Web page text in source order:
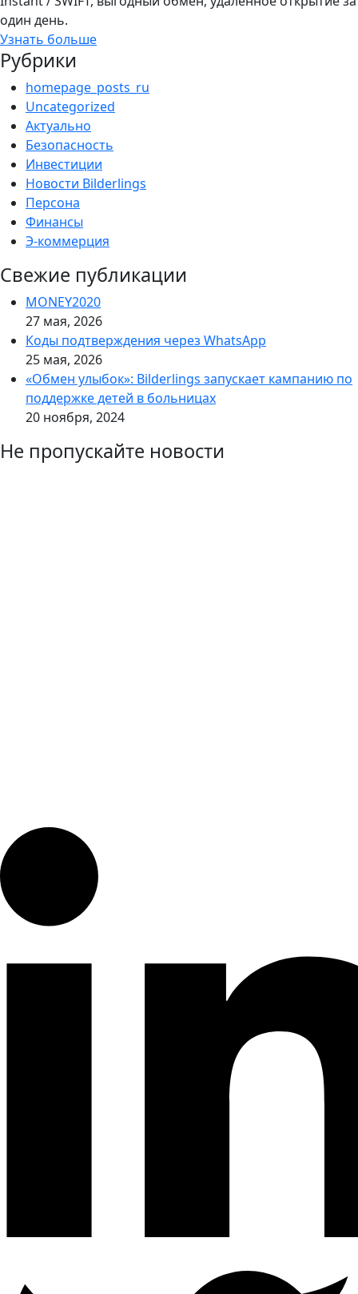
один день.
Узнать больше
Рубрики
homepage_posts_ru
Uncategorized
Актуально
Безопасность
Инвестиции
Новости Bilderlings
Персона
Финансы
Э-коммерция
Свежие публикации
MONEY2020
27 мая, 2026
Коды подтверждения через WhatsApp
25 мая, 2026
«Обмен улыбок»: Bilderlings запускает кампанию по
поддержке детей в больницах
20 ноября, 2024
Не пропускайте новости